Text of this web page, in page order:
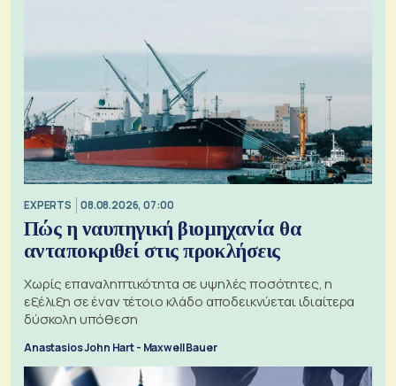
EXPERTS 08.08.2026, 07:00
Πώς η ναυπηγική βιομηχανία θα
ανταποκριθεί στις προκλήσεις
Χωρίς επαναληπτικότητα σε υψηλές ποσότητες, η
εξέλιξη σε έναν τέτοιο κλάδο αποδεικνύεται ιδιαίτερα
δύσκολη υπόθεση
Anastasios John Hart - Maxwell Bauer